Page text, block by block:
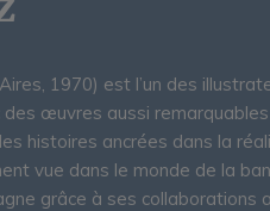
1970) est l’un des
des œuvres aussi
histoires ancrées dans la
vue dans le monde de la
grâce à ses collaborations